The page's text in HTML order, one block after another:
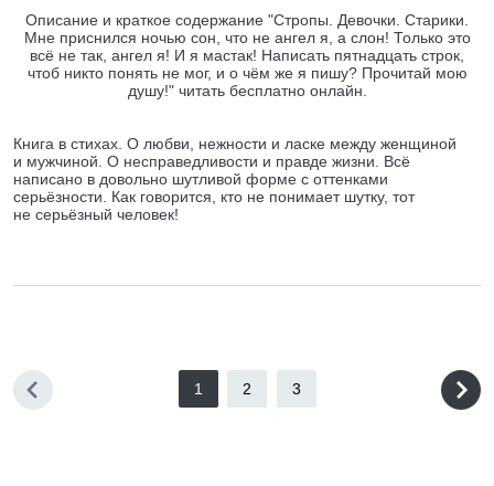
Описание и краткое содержание "Стропы. Девочки. Старики.
Мне приснился ночью сон, что не ангел я, а слон! Только это
всё не так, ангел я! И я мастак! Написать пятнадцать строк,
чтоб никто понять не мог, и о чём же я пишу? Прочитай мою
душу!" читать бесплатно онлайн.
Книга в стихах. О любви, нежности и ласке между женщиной
и мужчиной. О несправедливости и правде жизни. Всё
написано в довольно шутливой форме с оттенками
серьёзности. Как говорится, кто не понимает шутку, тот
не серьёзный человек!
1 2 3